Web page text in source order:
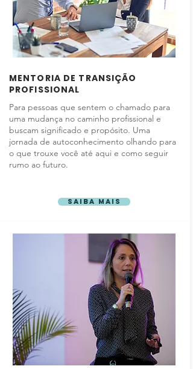
MENTORIA DE TRANSIÇÃO
PROFISSIONAL
Para pessoas que sentem o chamado para
uma mudança no caminho profissional e
buscam significado e propósito. Uma
jornada de autoconhecimento olhando para
o que trouxe você até aqui e como seguir
rumo ao futuro.
Saiba mais